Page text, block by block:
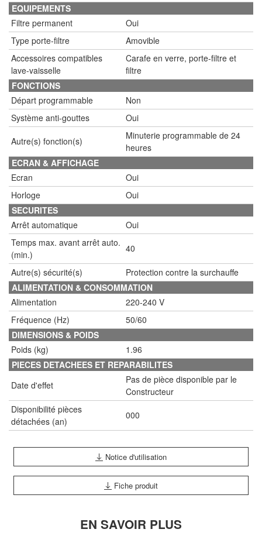
EQUIPEMENTS
Filtre permanent
Oui
Type porte-filtre
Amovible
Accessoires compatibles
lave-vaisselle
Carafe en verre, porte-filtre et
filtre
FONCTIONS
Départ programmable
Non
Système anti-gouttes
Oui
Autre(s) fonction(s)
Minuterie programmable de 24
heures
ECRAN & AFFICHAGE
Ecran
Oui
Horloge
Oui
SECURITES
Arrêt automatique
Oui
Temps max. avant arrêt auto.
(min.)
40
Autre(s) sécurité(s)
Protection contre la surchauffe
ALIMENTATION & CONSOMMATION
Alimentation
220-240 V
Fréquence (Hz)
50/60
DIMENSIONS & POIDS
Poids (kg)
1.96
PIECES DETACHEES ET REPARABILITES
Date d'effet
Pas de pièce disponible par le
Constructeur
Disponibilité pièces
détachées (an)
000
Notice d'utilisation
Fiche produit
EN SAVOIR PLUS